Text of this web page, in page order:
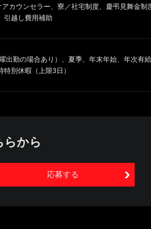
アカウンセラー、寮／社宅制度、慶弔見舞金制
引越し費用補助
出勤の場合あり）、夏季、年末年始、年次有給
別休暇（上限3日）
らから
応募する